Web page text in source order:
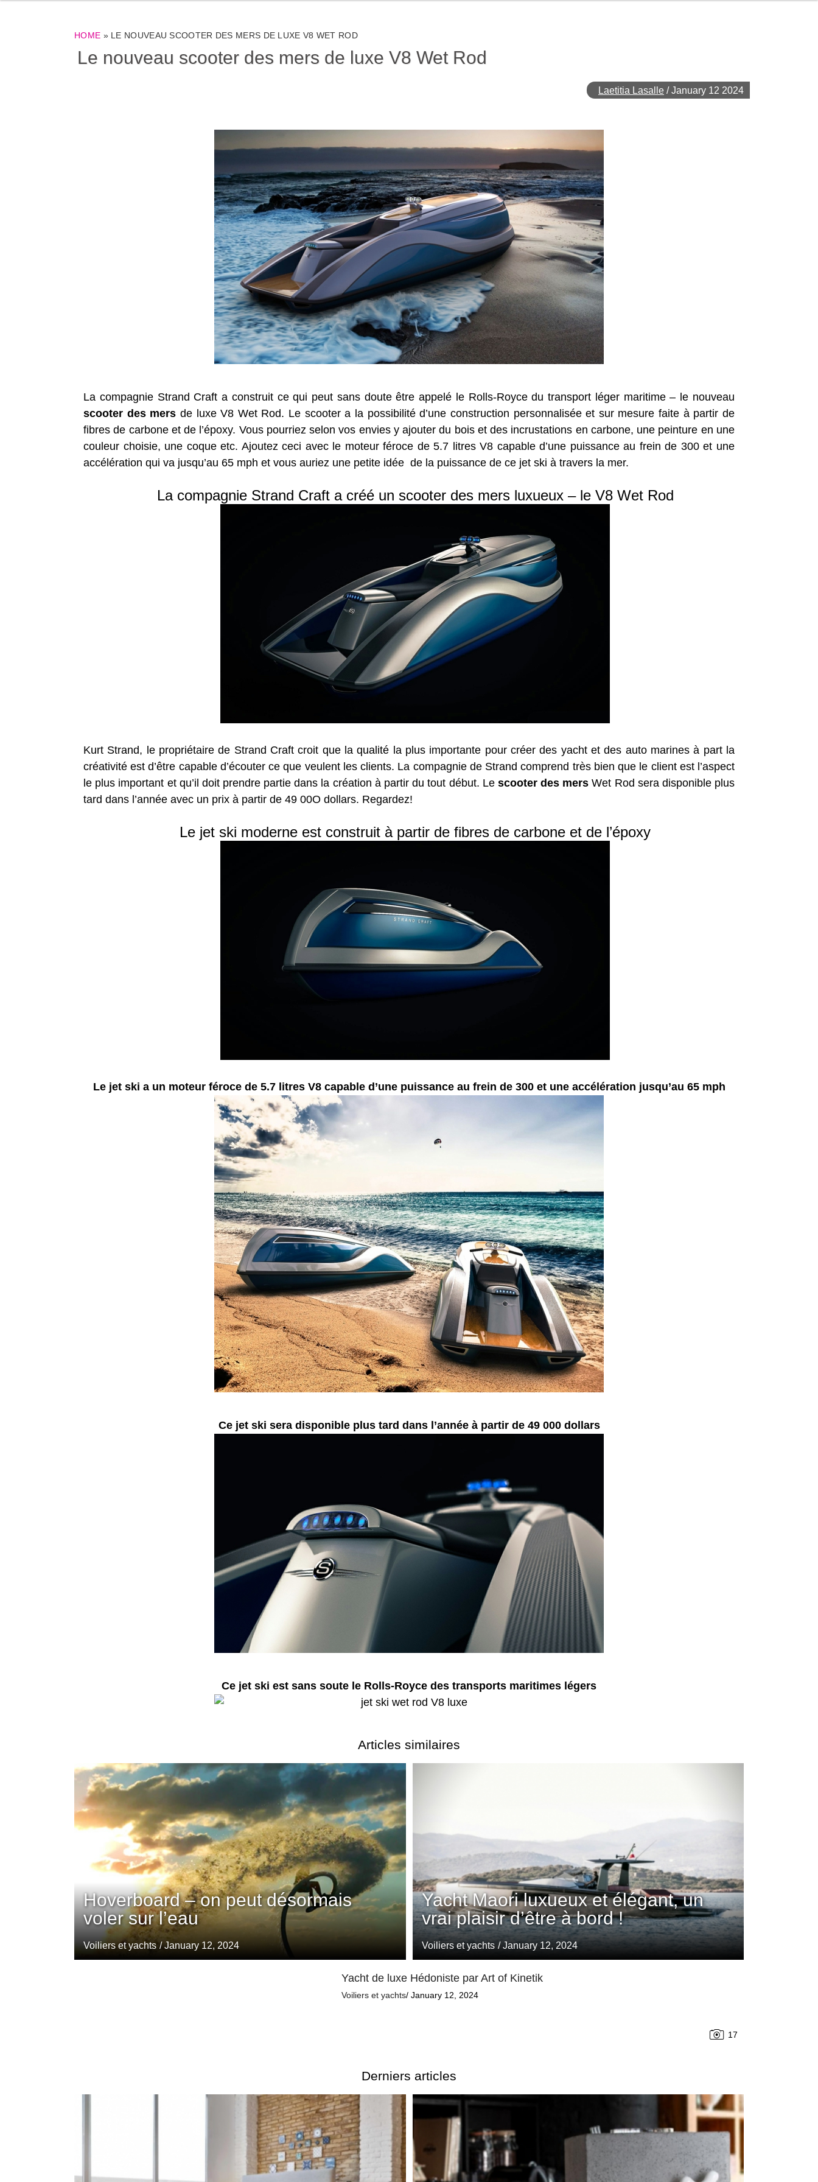
HOME » LE NOUVEAU SCOOTER DES MERS DE LUXE V8 WET ROD
Le nouveau scooter des mers de luxe V8 Wet Rod
Laetitia Lasalle /January 12 2024
La compagnie Strand Craft a construit ce qui peut sans doute être appelé le Rolls-Royce du transport léger maritime – le nouveau
scooter des mers de luxe V8 Wet Rod. Le scooter a la possibilité d’une construction personnalisée et sur mesure faite à partir de
fibres de carbone et de l’époxy. Vous pourriez selon vos envies y ajouter du bois et des incrustations en carbone, une peinture en une
couleur choisie, une coque etc. Ajoutez ceci avec le moteur féroce de 5.7 litres V8 capable d’une puissance au frein de 300 et une
accélération qui va jusqu’au 65 mph et vous auriez une petite idée de la puissance de ce jet ski à travers la mer.
La compagnie Strand Craft a créé un scooter des mers luxueux – le V8 Wet Rod
Kurt Strand, le propriétaire de Strand Craft croit que la qualité la plus importante pour créer des yacht et des auto marines à part la
créativité est d’être capable d’écouter ce que veulent les clients. La compagnie de Strand comprend très bien que le client est l’aspect
le plus important et qu’il doit prendre partie dans la création à partir du tout début. Le scooter des mers Wet Rod sera disponible plus
tard dans l’année avec un prix à partir de 49 00O dollars. Regardez!
Le jet ski moderne est construit à partir de fibres de carbone et de l’époxy
Le jet ski a un moteur féroce de 5.7 litres V8 capable d’une puissance au frein de 300 et une accélération jusqu’au 65 mph
Ce jet ski sera disponible plus tard dans l’année à partir de 49 000 dollars
Ce jet ski est sans soute le Rolls-Royce des transports maritimes légers
Articles similaires
Yacht Maori luxueux et élégant, un
vrai plaisir d’être à bord !
Voiliers et yachts / January 12, 2024
Hoverboard – on peut désormais
voler sur l’eau
Voiliers et yachts / January 12, 2024
Yacht de luxe Hédoniste par Art of Kinetik
Voiliers et yachts/ January 12, 2024
17
Derniers articles